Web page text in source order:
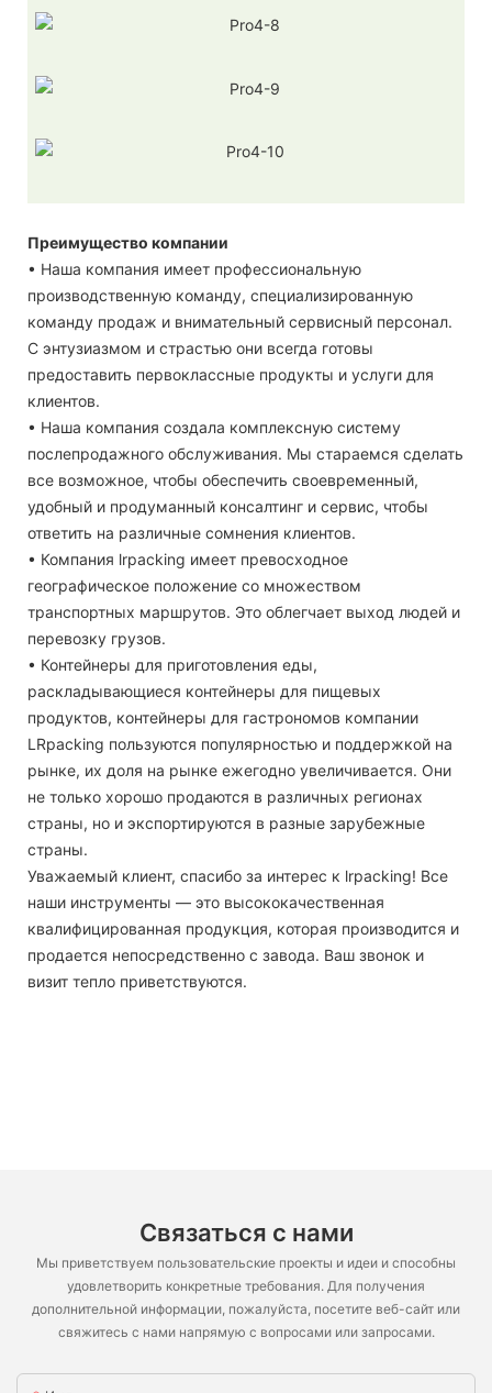
Преимущество компании
• Наша компания имеет профессиональную
производственную команду, специализированную
команду продаж и внимательный сервисный персонал.
С энтузиазмом и страстью они всегда готовы
предоставить первоклассные продукты и услуги для
клиентов.
• Наша компания создала комплексную систему
послепродажного обслуживания. Мы стараемся сделать
все возможное, чтобы обеспечить своевременный,
удобный и продуманный консалтинг и сервис, чтобы
ответить на различные сомнения клиентов.
• Компания lrpacking имеет превосходное
географическое положение со множеством
транспортных маршрутов. Это облегчает выход людей и
перевозку грузов.
• Контейнеры для приготовления еды,
раскладывающиеся контейнеры для пищевых
продуктов, контейнеры для гастрономов компании
LRpacking пользуются популярностью и поддержкой на
рынке, их доля на рынке ежегодно увеличивается. Они
не только хорошо продаются в различных регионах
страны, но и экспортируются в разные зарубежные
страны.
Уважаемый клиент, спасибо за интерес к lrpacking! Все
наши инструменты — это высококачественная
квалифицированная продукция, которая производится и
продается непосредственно с завода. Ваш звонок и
визит тепло приветствуются.
Связаться с нами
Мы приветствуем пользовательские проекты и идеи и способны
удовлетворить конкретные требования. Для получения
дополнительной информации, пожалуйста, посетите веб-сайт или
свяжитесь с нами напрямую с вопросами или запросами.